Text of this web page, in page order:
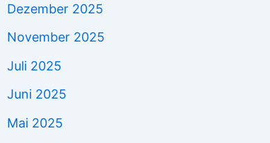
Dezember 2025
November 2025
Juli 2025
Juni 2025
Mai 2025